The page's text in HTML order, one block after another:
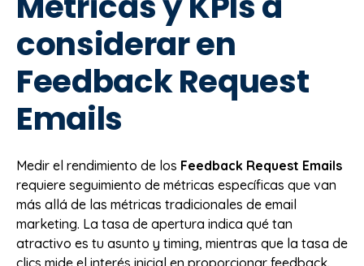
considerar en
Feedback Request
Emails
Medir el rendimiento de los Feedback Request Emails
requiere seguimiento de métricas específicas que van
más allá de las métricas tradicionales de email
marketing. La tasa de apertura indica qué tan
atractivo es tu asunto y timing, mientras que la tasa de